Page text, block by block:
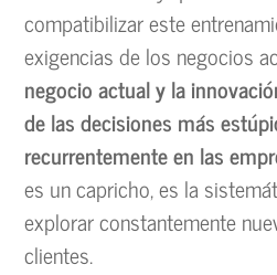
compatibilizar este
exigencias de los negocios
negocio actual y la
de las decisiones más
recurrentemente en las
es un capricho, es la
explorar constantemente
clientes.